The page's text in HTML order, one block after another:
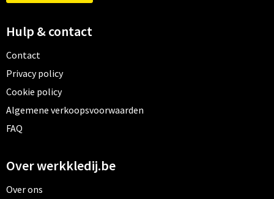
Hulp & contact
Contact
Privacy policy
Cookie policy
Algemene verkoopsvoorwaarden
FAQ
Over werkkledij.be
Over ons